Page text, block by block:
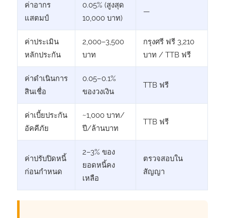
ค่าอากร
แสตมป์
0.05% (สูงสุด
10,000 บาท)
—
ค่าประเมิน
หลักประกัน
2,000–3,500
บาท
กรุงศรี ฟรี 3,210
บาท / TTB ฟรี
ค่าดำเนินการ
สินเชื่อ
0.05–0.1%
ของวงเงิน
TTB ฟรี
ค่าเบี้ยประกัน
อัคคีภัย
~1,000 บาท/
ปี/ล้านบาท
TTB ฟรี
ค่าปรับปิดหนี้
ก่อนกำหนด
2–3% ของ
ยอดหนี้คง
เหลือ
ตรวจสอบใน
สัญญา